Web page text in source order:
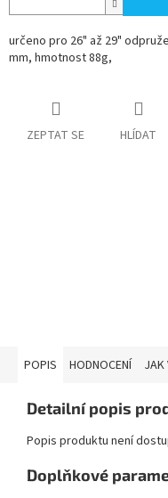
určeno pro 26" až 29"
mm, hmotnost 88g,
ZEPTAT SE HLÍDAT
POPIS HODNOCENÍ JAK
Detailní popis
Popis produktu není
Doplňkové